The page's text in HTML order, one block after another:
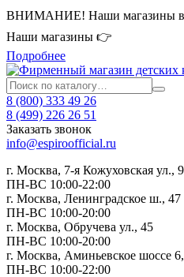
ВНИМАНИЕ! Наши магазины в
Наши магазины 👉
Подробнее
8 (800) 333 49 26
8 (499) 226 26 51
Заказать звонок
info@espiroofficial.ru
г. Москва, 7-я Кожуховская ул.,
ПН-ВС 10:00-22:00
г. Москва, Ленинградское ш., 47
ПН-ВС 10:00-20:00
г. Москва, Обручева ул., 45
ПН-ВС 10:00-20:00
г. Москва, Аминьевское шоссе
ПН-ВС 10:00-22:00